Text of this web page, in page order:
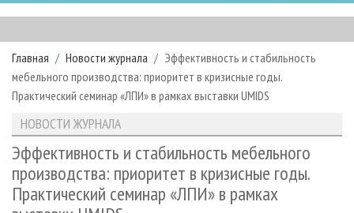
ГЛАВНАЯ
РУБРИКИ И ТЕМЫ
РУБРИКИ ЖУРНАЛА
ЛЕСНОЕ ХОЗЯЙСТВО
ЛЕСОЗАГОТОВКА
ЛЕСОПИЛЕНИЕ
ДЕРЕВООБРАБОТКА
СУШКА ДРЕВЕСИНЫ
НОВОСТИ
КАЛЕНДАРЬ СОБЫТИЙ
НОВОСТИ ЛПК
НОВОСТИ ЖУРНАЛА
НОВОСТИ КОМПАНИЙ
ПРОЕКТЫ ЛПИ
АНАЛИТИКА
ПРЕДПРИЯТИЯ ЛПК
ЛЕСНЫЕ РЕГИОНЫ РОССИИ
ПЕРСОНЫ
АРХИВ
АРХИВ ЖУРНАЛОВ
СТАТЬИ
О ЖУРНАЛЕ
ПОДПИСКА
КОНТАКТЫ
РЕКЛАМОДАТЕЛЯМ
РЕКЛАМА
Главная Новости журнала
Эффективность и стабильность
мебельного производства: приоритет в кризисные годы.
Практический семинар «ЛПИ» в рамках выставки UMIDS
НОВОСТИ ЖУРНАЛА
Эффективность и стабильность мебельного
производства: приоритет в кризисные годы.
Практический семинар «ЛПИ» в рамках